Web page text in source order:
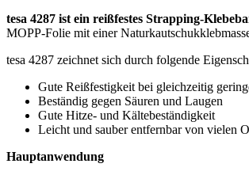
tesa 4287 ist ein reißfestes Strapping-
MOPP-Folie mit einer
tesa 4287 zeichnet sich durch folgende
Gute Reißfestigkeit bei gleichzeitig
Beständig gegen Säuren und Laugen
Gute Hitze- und Kältebeständigkeit
Leicht und sauber entfernbar von vielen
Hauptanwendung